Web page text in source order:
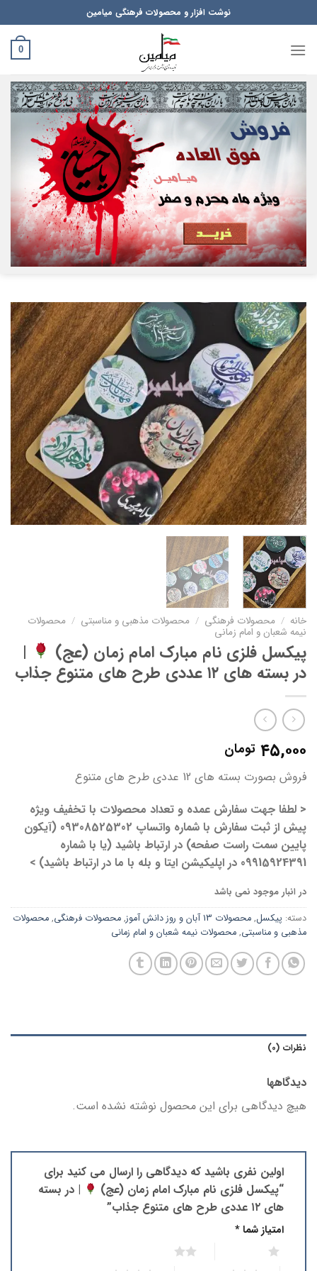
to
content
نوشت افزار و محصولات فرهنگی میامین
0
خانه / محصولات فرهنگی / محصولات مذهبی و مناسبتی / محصولات
نیمه شعبان و امام زمانی
پیکسل فلزی نام مبارک امام زمان (عج)
|
در بسته های ۱۲ عددی طرح های متنوع جذاب
۴۵,۰۰۰ تومان
فروش بصورت بسته های 12 عددی طرح های متنوع
< لطفا جهت سفارش عمده و تعداد محصولات با تخفیف ویژه
پیش از ثبت سفارش با شماره واتساپ 09308525302 (آیکون
پایین سمت راست صفحه) در ارتباط باشید (یا با شماره
09915924391 در اپلیکیشن ایتا و بله با ما در ارتباط باشید) >
در انبار موجود نمی باشد
دسته: پیکسل, محصولات 13 آبان و روز دانش آموز , محصولات فرهنگی, محصولات
مذهبی و مناسبتی, محصولات نیمه شعبان و امام زمانی
نظرات (0)
دیدگاهها
هیچ دیدگاهی برای این محصول نوشته نشده است.
اولین نفری باشید که دیدگاهی را ارسال می کنید برای
“پیکسل فلزی نام مبارک امام زمان (عج)
| در بسته
های ۱۲ عددی طرح های متنوع جذاب”
امتیاز شما*